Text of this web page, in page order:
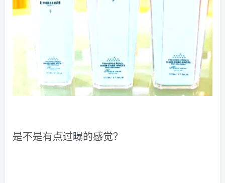
是不是有点过曝的感觉？